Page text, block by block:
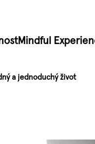
Mindful
a jednoduchý život